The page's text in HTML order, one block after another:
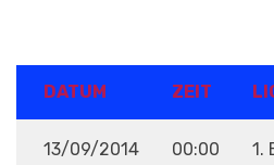
DATUM ZEIT
13/09/2014 00:00 1.